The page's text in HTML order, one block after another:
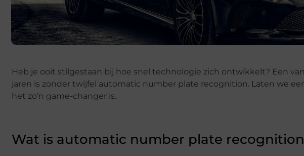
Heb je ooit stilgestaan bij hoe snel technologie zich ontwikkelt? Een
jaren is zonder twijfel automatic number plate recognition. Laten we
het zo’n game-changer is.
Wat is automatic number plate